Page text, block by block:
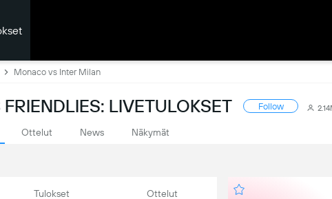
Monaco vs Inter Milan
LIVETULOKSET Follow
Ottelut News Näkymät
Tulokset Ottelut